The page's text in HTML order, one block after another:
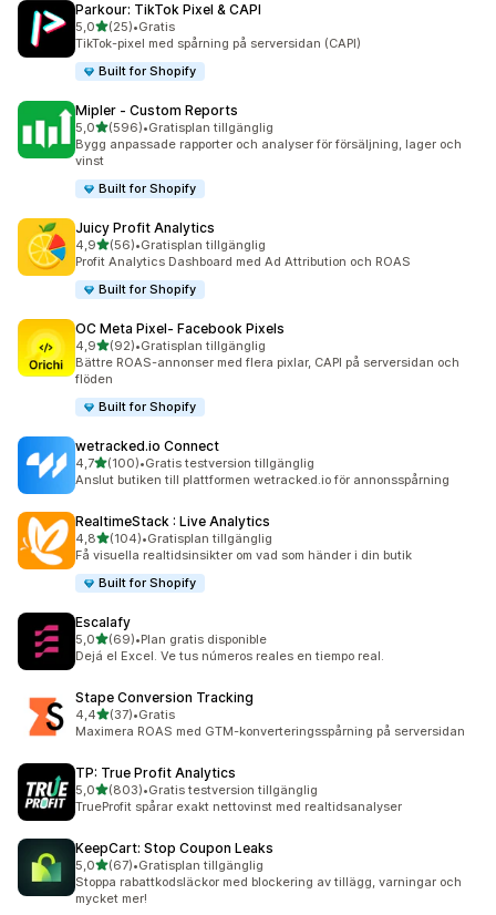
Parkour: TikTok Pixel & CAPI
5,0av 5 stjärnor
(25)
25 recensioner totalt
•Gratis
TikTok-pixel med spårning på serversidan (CAPI)
Built for Shopify
Mipler ‑ Custom Reports
5,0av 5 stjärnor
(596)
596 recensioner totalt
•Gratisplan tillgänglig
Bygg anpassade rapporter och analyser för försäljning, lager och
vinst
Built for Shopify
Juicy Profit Analytics
4,9av 5 stjärnor
(56)
56 recensioner totalt
•Gratisplan tillgänglig
Profit Analytics Dashboard med Ad Attribution och ROAS
Built for Shopify
OC Meta Pixel‑ Facebook Pixels
4,9av 5 stjärnor
(92)
92 recensioner totalt
•Gratisplan tillgänglig
Bättre ROAS-annonser med flera pixlar, CAPI på serversidan och
flöden
Built for Shopify
wetracked.io Connect
4,7av 5 stjärnor
(100)
100 recensioner totalt
•Gratis testversion tillgänglig
Anslut butiken till plattformen wetracked.io för annonsspårning
RealtimeStack : Live Analytics
4,8av 5 stjärnor
(104)
104 recensioner totalt
•Gratisplan tillgänglig
Få visuella realtidsinsikter om vad som händer i din butik
Built for Shopify
Escalafy
5,0av 5 stjärnor
(69)
69 recensioner totalt
•Plan gratis disponible
Dejá el Excel. Ve tus números reales en tiempo real.
Stape Conversion Tracking
4,4av 5 stjärnor
(37)
37 recensioner totalt
•Gratis
Maximera ROAS med GTM-konverteringsspårning på serversidan
TP: True Profit Analytics
5,0av 5 stjärnor
(803)
803 recensioner totalt
•Gratis testversion tillgänglig
TrueProfit spårar exakt nettovinst med realtidsanalyser
KeepCart: Stop Coupon Leaks
5,0av 5 stjärnor
(67)
67 recensioner totalt
•Gratisplan tillgänglig
Stoppa rabattkodsläckor med blockering av tillägg, varningar och
mycket mer!